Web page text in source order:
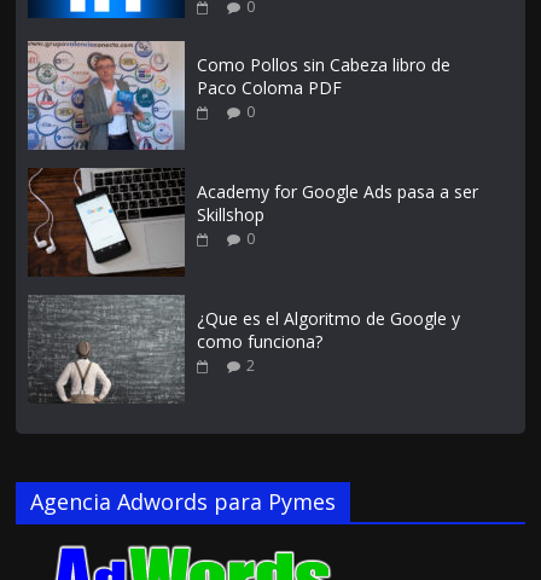
0
Como Pollos sin Cabeza libro de
Paco Coloma PDF
0
Academy for Google Ads pasa a ser
Skillshop
0
¿Que es el Algoritmo de Google y
como funciona?
2
Agencia Adwords para Pymes